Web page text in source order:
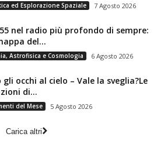
ed Esplorazione Spaziale 7 Agosto 2026
nel radio più profondo di sempre:
del...
Astrofisica e Cosmologia 6 Agosto 2026
gli occhi al cielo – Vale la sveglia?Le
di...
del Mese 5 Agosto 2026
Carica altri